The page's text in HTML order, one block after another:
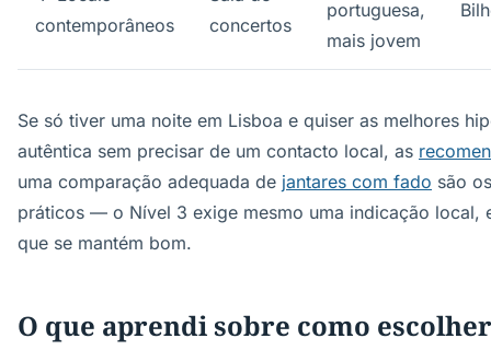
contemporâneos
concertos
portuguesa,
mais jovem
Se só tiver uma noite em Lisboa e quiser as melhores
autêntica sem precisar de um contacto local, as
uma comparação adequada de jantares com fado são
práticos — o Nível 3 exige mesmo uma indicação local,
que se mantém bom.
O que aprendi sobre como escolher